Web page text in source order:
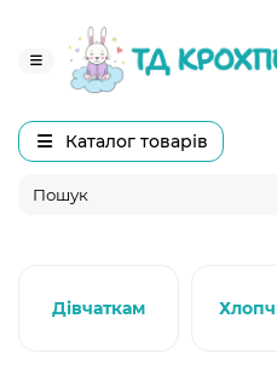
Каталог товарів
Дівчаткам